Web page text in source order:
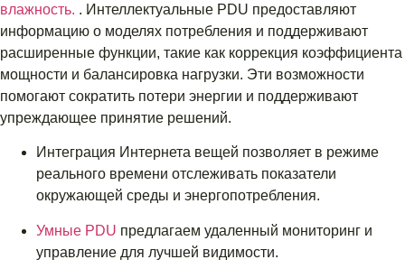
влажность. . Интеллектуальные PDU предоставляют
информацию о моделях потребления и поддерживают
расширенные функции, такие как коррекция коэффициента
мощности и балансировка нагрузки. Эти возможности
помогают сократить потери энергии и поддерживают
упреждающее принятие решений.
Интеграция Интернета вещей позволяет в режиме
реального времени отслеживать показатели
окружающей среды и энергопотребления.
Умные PDU предлагаем удаленный мониторинг и
управление для лучшей видимости.